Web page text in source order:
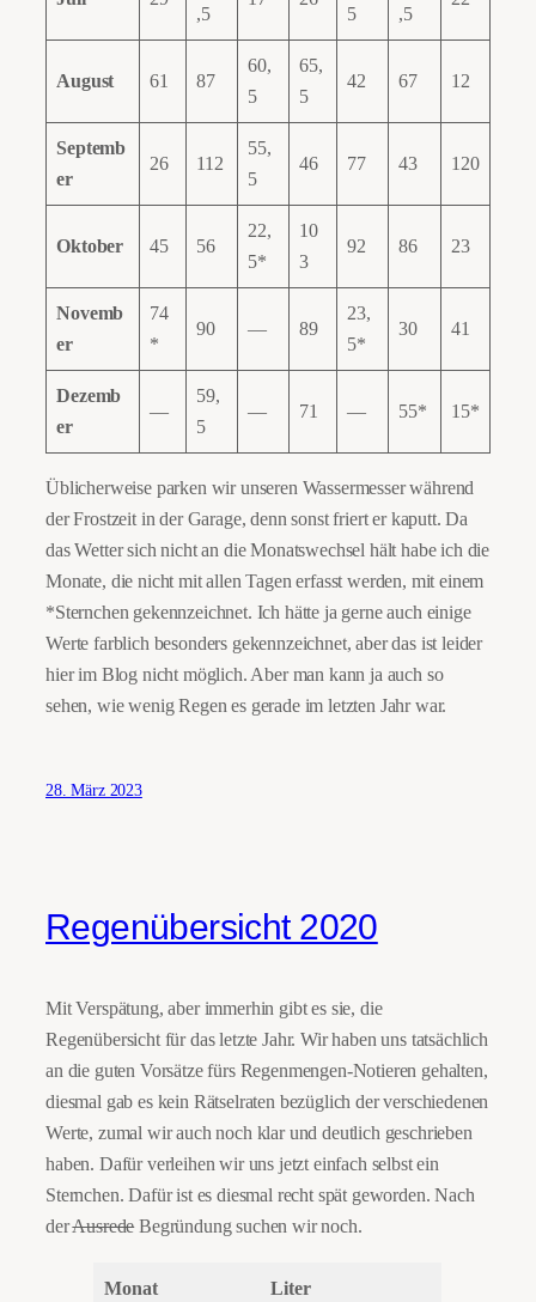
,5 5 ,5
August 61 87
60,
5
65,
5
42 67 12
Septemb
er
26 112
55,
5
46 77 43 120
Oktober 45 56
22,
5*
10
3
92 86 23
Novemb
er
74
*
90 — 89
23,
5*
30 41
Dezemb
er
—
59,
5
— 71 — 55* 15*
Üblicherweise parken wir unseren Wassermesser während
der Frostzeit in der Garage, denn sonst friert er kaputt. Da
das Wetter sich nicht an die Monatswechsel hält habe ich die
Monate, die nicht mit allen Tagen erfasst werden, mit einem
*Sternchen gekennzeichnet. Ich hätte ja gerne auch einige
Werte farblich besonders gekennzeichnet, aber das ist leider
hier im Blog nicht möglich. Aber man kann ja auch so
sehen, wie wenig Regen es gerade im letzten Jahr war.
28. März 2023
Regenübersicht 2020
Mit Verspätung, aber immerhin gibt es sie, die
Regenübersicht für das letzte Jahr. Wir haben uns tatsächlich
an die guten Vorsätze fürs Regenmengen-Notieren gehalten,
diesmal gab es kein Rätselraten bezüglich der verschiedenen
Werte, zumal wir auch noch klar und deutlich geschrieben
haben. Dafür verleihen wir uns jetzt einfach selbst ein
Sternchen. Dafür ist es diesmal recht spät geworden. Nach
derAusredeBegründung suchen wir noch.
Monat Liter